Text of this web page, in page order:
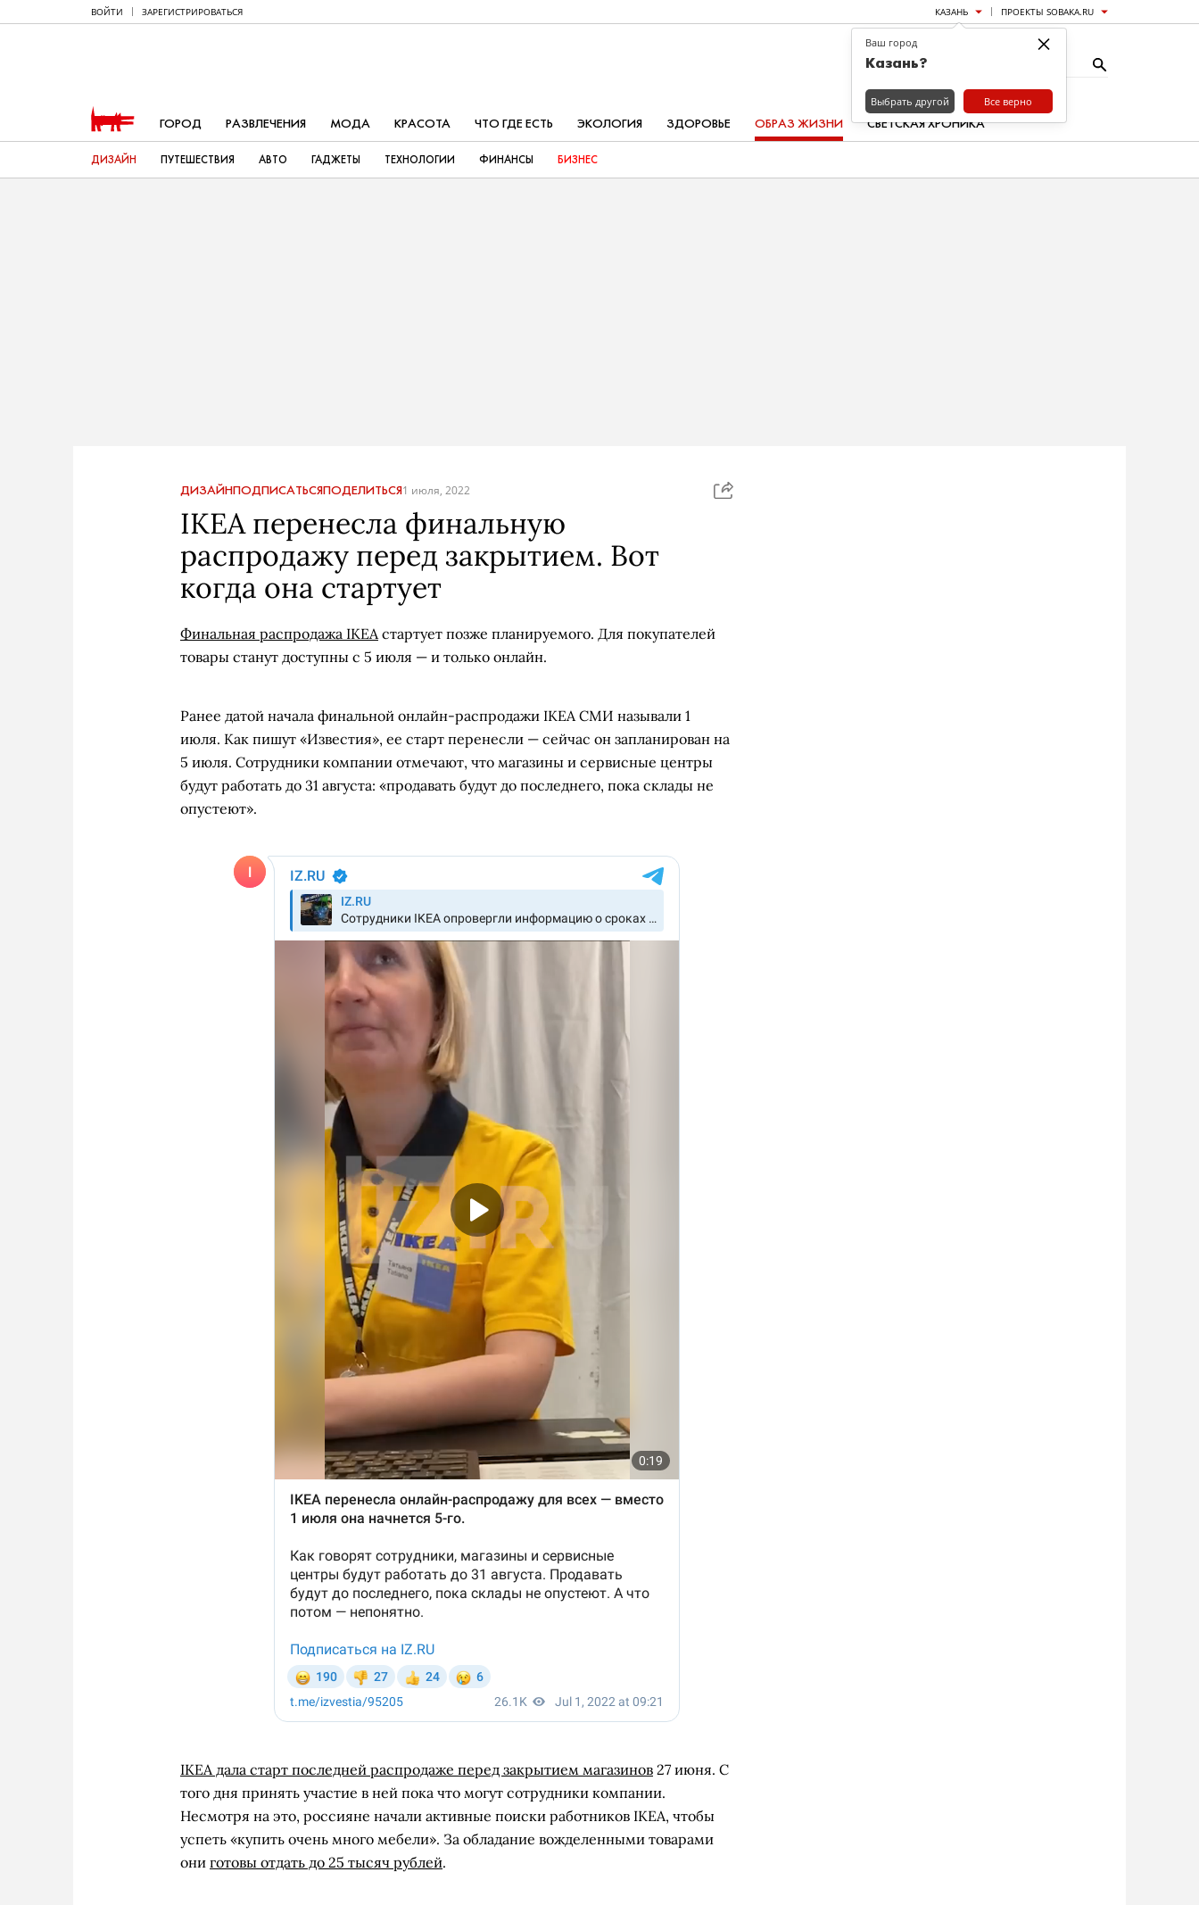
ВОЙТИ ЗАРЕГИСТРИРОВАТЬСЯ КАЗАНЬ ПРОЕКТЫ SOBAKA.RU
ГОРОД РАЗВЛЕЧЕНИЯ МОДА КРАСОТА ЧТО ГДЕ ЕСТЬ ЭКОЛОГИЯ ЗДОРОВЬЕ ОБРАЗ ЖИЗНИ СВЕТСКАЯ ХРОНИКА
ДИЗАЙН ПУТЕШЕСТВИЯ АВТО ГАДЖЕТЫ ТЕХНОЛОГИИ ФИНАНСЫ БИЗНЕС
ДИЗАЙНПОДПИСАТЬСЯПОДЕЛИТЬСЯ1 июля, 2022
IKEA перенесла финальную
распродажу перед закрытием. Вот
когда она стартует
Финальная распродажа IKEAстартует позже планируемого. Для покупателей
товары станут доступны с 5 июля — и только онлайн.
Ранее датой начала финальной онлайн-распродажи IKEA СМИ называли 1
июля. Как пишут «Известия», ее старт перенесли — сейчас он запланирован на
5 июля. Сотрудники компании отмечают, что магазины и сервисные центры
будут работать до 31 августа: «продавать будут до последнего, пока склады не
опустеют».
IKEA дала старт последней распродаже перед закрытием магазинов 27 июня. С
того дня принять участие в ней пока что могут сотрудники компании.
Несмотря на это, россияне начали активные поиски работников IKEA, чтобы
успеть «купить очень много мебели». За обладание вожделенными товарами
они готовы отдать до 25 тысяч рублей.
×
Ваш город
Казань?
Выбрать другой Все верно